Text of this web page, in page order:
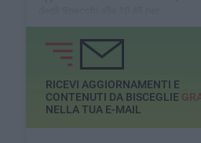
un viaggio nelle radici e
nella tradizione della nostra
città con “U Calannèrie de
Vescègghie 2025”
RICEVI AGGIORNAMENTI E
CONTENUTI DA BISCEGLIE
NELLA TUA E-MAIL